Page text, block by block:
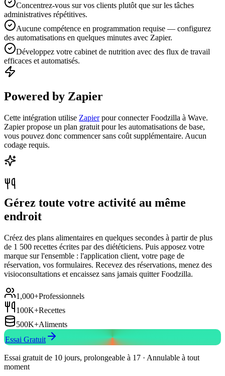
Concentrez-vous sur vos clients plutôt que sur les tâches
administratives répétitives.
Aucune compétence en programmation requise — configurez
des automatisations en quelques minutes avec Zapier.
Développez votre cabinet de nutrition avec des flux de travail
efficaces et automatisés.
Powered by Zapier
Cette intégration utilise Zapierpour connecter Foodzilla à Wave.
Zapier propose un plan gratuit pour les automatisations de base,
vous pouvez donc commencer sans coût supplémentaire. Aucun
codage requis.
Gérez toute votre activité au même
endroit
Créez des plans alimentaires en quelques secondes à partir de plus
de 1 500 recettes écrites par des diététiciens. Puis apposez votre
marque sur l'ensemble : l'application client, votre page de
réservation, vos formulaires. Recevez des réservations, menez des
visioconsultations et encaissez sans jamais quitter Foodzilla.
1,000+Professionnels
100K+Recettes
500K+Aliments
Essai Gratuit
Essai gratuit de 10 jours, prolongeable à 17 · Annulable à tout
moment